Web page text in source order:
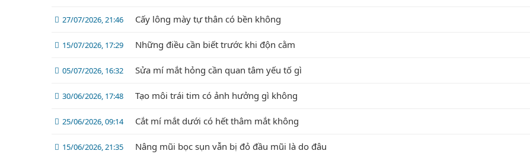
27/07/2026, 21:46 Cấy lông mày tự thân có bền không
15/07/2026, 17:29 Những điều cần biết trước khi độn cằm
05/07/2026, 16:32 Sửa mí mắt hỏng cần quan tâm yếu tố gì
30/06/2026, 17:48 Tạo môi trái tim có ảnh hưởng gì không
25/06/2026, 09:14 Cắt mí mắt dưới có hết thâm mắt không
15/06/2026, 21:35 Nâng mũi bọc sụn vẫn bị đỏ đầu mũi là do đâu